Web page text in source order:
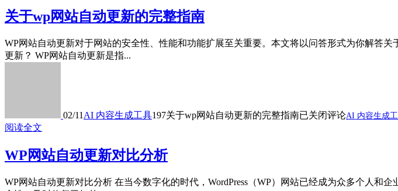
关于wp网站自动更新的完整指南
WP网站自动更新对于网站的安全性、性能和功能扩展至关重要。本文将以问答形式为你解答
更新？ WP网站自动更新是指...
02/11 AI 内容生成工具197关于wp网站自动更新的完整指南已关闭评论AI 内容生成
阅读全文
WP网站自动更新对比分析
WP网站自动更新对比分析 在当今数字化的时代，WordPress（WP）网站已经成为众多个人